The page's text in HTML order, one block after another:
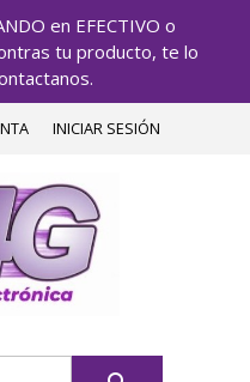
en EFECTIVO o
tu producto, te lo
INICIAR SESIÓN